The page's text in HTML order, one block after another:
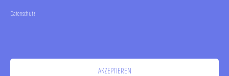
Datenschutz
AKZEPTIEREN